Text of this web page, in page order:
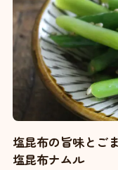
塩昆布の旨味とご
塩昆布ナムル